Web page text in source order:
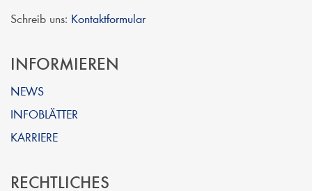
Schreib uns: Kontaktformular
INFORMIEREN
NEWS
INFOBLÄTTER
KARRIERE
RECHTLICHES